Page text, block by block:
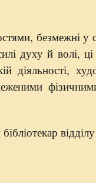
безмежні у
духу й волі,
діяльності,